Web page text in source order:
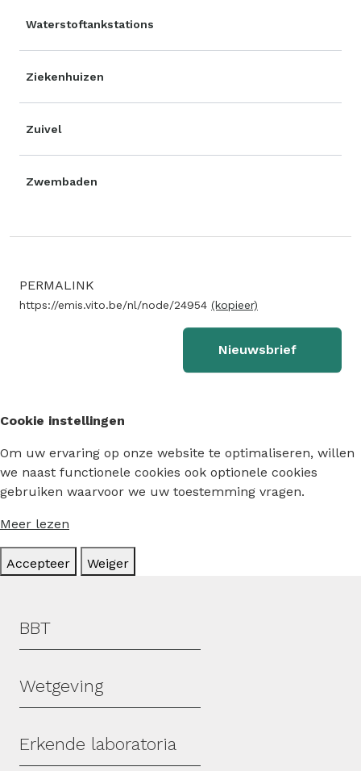
Waterstoftankstations
Ziekenhuizen
Zuivel
Zwembaden
PERMALINK
https://emis.vito.be/nl/node/24954 (kopieer)
Nieuwsbrief
Cookie instellingen
Om uw ervaring op onze website te optimaliseren, willen
we naast functionele cookies ook optionele cookies
gebruiken waarvoor we uw toestemming vragen.
Meer lezen
Accepteer Weiger
Hoofdmenu
BBT
Wetgeving
Erkende laboratoria